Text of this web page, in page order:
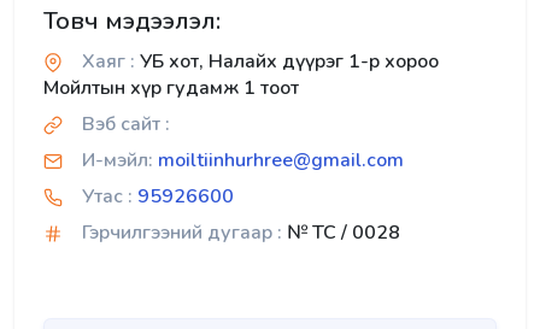
Товч мэдээлэл:
Хаяг : УБ хот, Налайх дүүрэг 1-р хороо
Мойлтын хүр гудамж 1 тоот
Вэб сайт :
И-мэйл: moiltiinhurhree@gmail.com
Утас : 95926600
Гэрчилгээний дугаар : № TC / 0028